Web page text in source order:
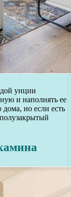
унции
и наполнять ее
но если есть